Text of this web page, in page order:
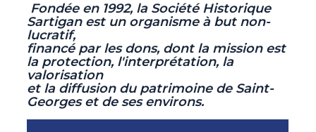
Fondée en 1992, la Société Historique
Sartigan est un organisme à but non-
lucratif,
financé par les dons, dont la mission est
la protection, l'interprétation, la
valorisation
et la diffusion du patrimoine de Saint-
Georges et de ses environs.